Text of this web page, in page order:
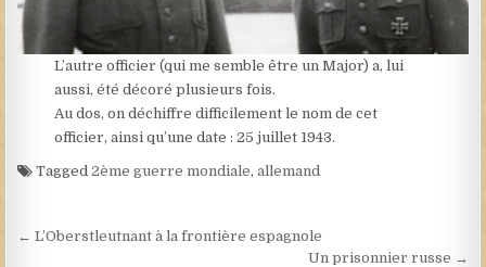
L’autre officier (qui me semble être un Major) a, lui
aussi, été décoré plusieurs fois.
Au dos, on déchiffre difficilement le nom de cet
officier, ainsi qu’une date : 25 juillet 1943.
Tagged2ème guerre mondiale,allemand
Navigation de l’article
← L’Oberstleutnant à la frontière espagnole
Un prisonnier russe →